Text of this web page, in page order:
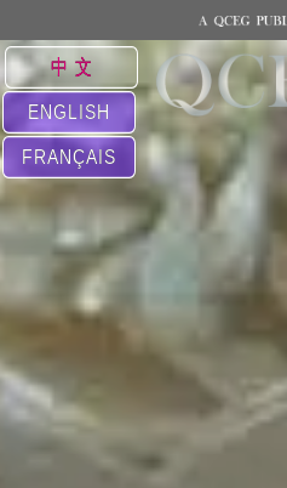
中 文
ENGLISH
FRANÇAIS